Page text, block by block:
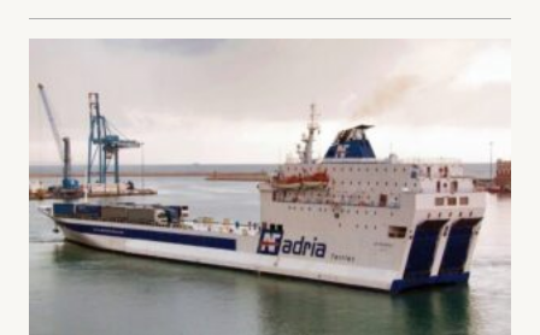
Символично, что именно этим рейсом в...